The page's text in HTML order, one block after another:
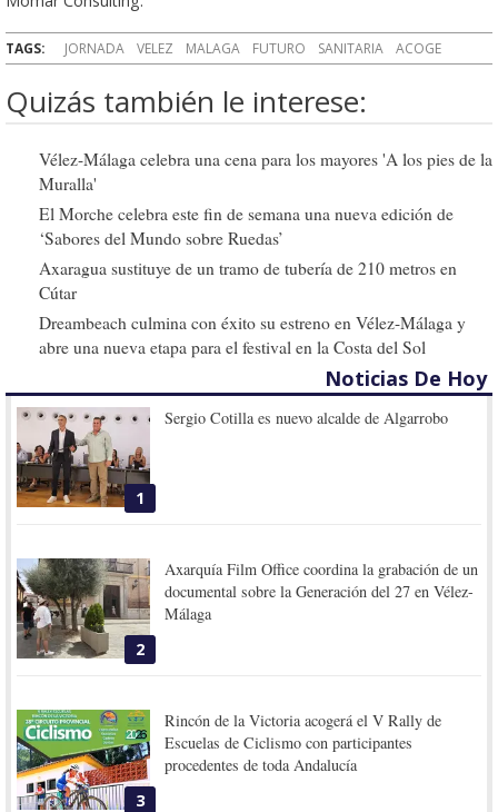
TAGS: JORNADA VELEZ MALAGA FUTURO SANITARIA ACOGE
Quizás también le interese:
Vélez-Málaga celebra una cena para los mayores 'A los pies de la
Muralla'
El Morche celebra este fin de semana una nueva edición de
‘Sabores del Mundo sobre Ruedas’
Axaragua sustituye de un tramo de tubería de 210 metros en
Cútar
Dreambeach culmina con éxito su estreno en Vélez-Málaga y
abre una nueva etapa para el festival en la Costa del Sol
Noticias De Hoy
1
Sergio Cotilla es nuevo alcalde de Algarrobo
2
Axarquía Film Office coordina la grabación de un
documental sobre la Generación del 27 en Vélez-
Málaga
3
Rincón de la Victoria acogerá el V Rally de
Escuelas de Ciclismo con participantes
procedentes de toda Andalucía